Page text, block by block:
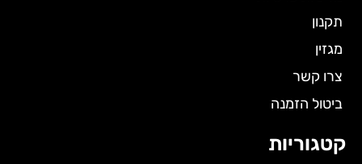
תקנון
מגזין
צרו קשר
ביטול הזמנה
קטגוריות